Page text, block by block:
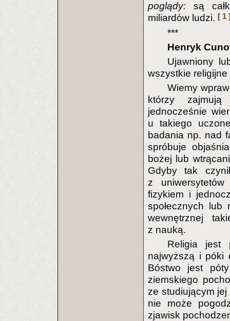
poglądy: są
miliardów ludzi. [ 1
***
Henryk
Ujawniony
wszystkie religijne
Wiemy
którzy
jednocześnie
u takiego
badania np. nad
spróbuje
bożej lub
Gdyby tak
z
fizykiem i
społecznych lub
wewnętrznej
z nauką.
Religia jest
najwyższą i póki
Bóstwo jest
ziemskiego
ze studiującym
nie może
zjawisk